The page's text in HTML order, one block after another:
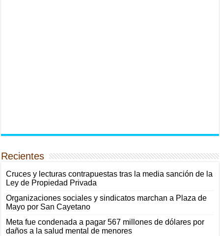
Recientes
Cruces y lecturas contrapuestas tras la media sanción de la
Ley de Propiedad Privada
Organizaciones sociales y sindicatos marchan a Plaza de
Mayo por San Cayetano
Meta fue condenada a pagar 567 millones de dólares por
daños a la salud mental de menores